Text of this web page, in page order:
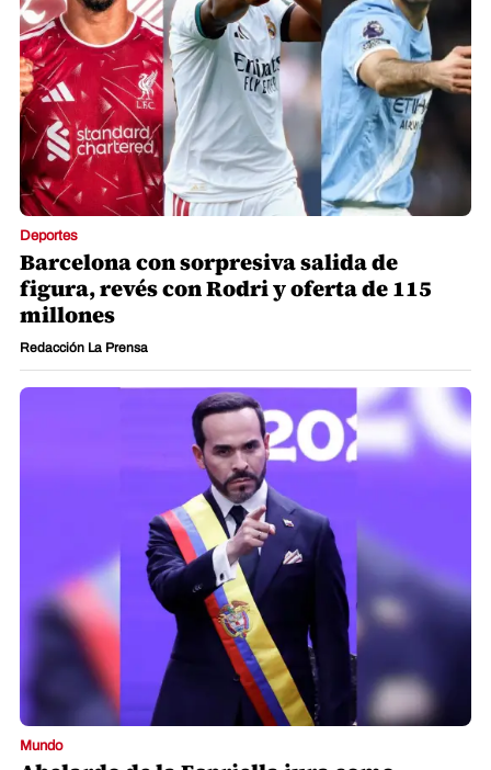
Deportes
Barcelona con sorpresiva salida de
figura, revés con Rodri y oferta de 115
millones
Redacción La Prensa
Mundo